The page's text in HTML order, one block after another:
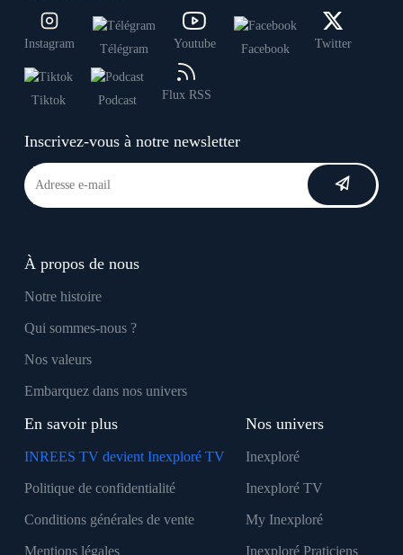
Instagram Télégram Youtube Facebook Twitter
Tiktok Podcast Flux RSS
Inscrivez-vous à notre newsletter
À propos de nous
Notre histoire
Qui sommes-nous ?
Nos valeurs
Embarquez dans nos univers
En savoir plus
INREES TV devient Inexploré TV
Politique de confidentialité
Conditions générales de vente
Mentions légales
Nos univers
Inexploré
Inexploré TV
My Inexploré
Inexploré Praticiens